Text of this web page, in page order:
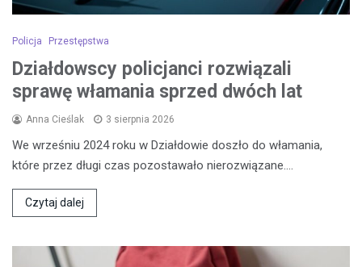
Policja Przestępstwa
Działdowscy policjanci rozwiązali
sprawę włamania sprzed dwóch lat
Anna Cieślak 3 sierpnia 2026
We wrześniu 2024 roku w Działdowie doszło do włamania,
które przez długi czas pozostawało nierozwiązane.…
Czytaj dalej